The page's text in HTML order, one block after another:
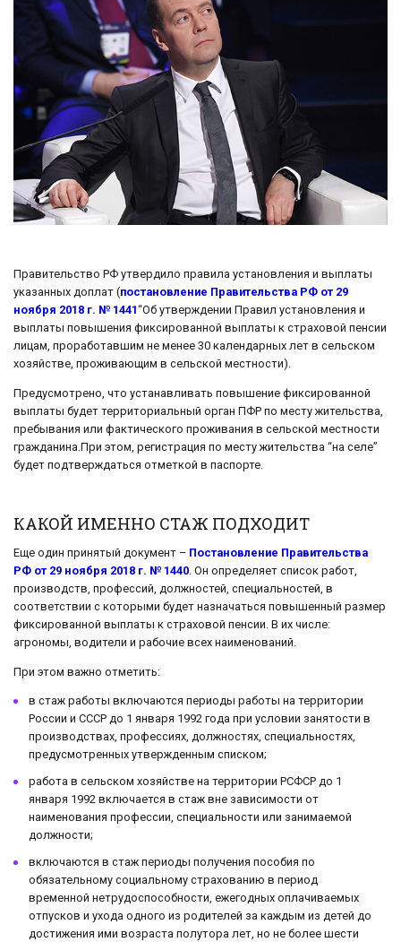
Правительство РФ утвердило правила установления и выплаты
указанных доплат (постановление Правительства РФ от 29
ноября 2018 г. № 1441“Об утверждении Правил установления и
выплаты повышения фиксированной выплаты к страховой пенсии
лицам, проработавшим не менее 30 календарных лет в сельском
хозяйстве, проживающим в сельской местности).
Предусмотрено, что устанавливать повышение фиксированной
выплаты будет территориальный орган ПФР по месту жительства,
пребывания или фактического проживания в сельской местности
гражданина.При этом, регистрация по месту жительства “на селе”
будет подтверждаться отметкой в паспорте.
КАКОЙ ИМЕННО СТАЖ ПОДХОДИТ
Еще один принятый документ – Постановление Правительства
РФ от 29 ноября 2018 г. № 1440 . Он определяет список работ,
производств, профессий, должностей, специальностей, в
соответствии с которыми будет назначаться повышенный размер
фиксированной выплаты к страховой пенсии. В их числе:
агрономы, водители и рабочие всех наименований.
При этом важно отметить:
в стаж работы включаются периоды работы на территории
России и СССР до 1 января 1992 года при условии занятости в
производствах, профессиях, должностях, специальностях,
предусмотренных утвержденным списком;
работа в сельском хозяйстве на территории РСФСР до 1
января 1992 включается в стаж вне зависимости от
наименования профессии, специальности или занимаемой
должности;
включаются в стаж периоды получения пособия по
обязательному социальному страхованию в период
временной нетрудоспособности, ежегодных оплачиваемых
отпусков и ухода одного из родителей за каждым из детей до
достижения ими возраста полутора лет, но не более шести